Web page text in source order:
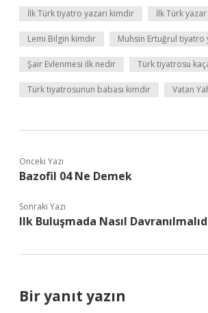
İlk Türk tiyatro yazarı kimdir İlk Türk
Lemi Bilgin kimdir Muhsin Ertuğrul tiyatro
Şair Evlenmesi ilk nedir Türk tiyatrosu
Türk tiyatrosunun babası kimdir Vatan
Önceki Yazı
Bazofil 04 Ne Demek
Sonraki Yazı
Ilk Buluşmada Nasıl
Bir yanıt yazın